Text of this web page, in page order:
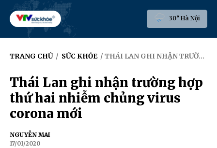
30° Hà Nội
TRANG CHỦ / SỨC KHỎE / THÁI LAN GHI NHẬN TRƯỜNG HỢP THỨ HAI NHIỄM CHỦNG VIRUS CORONA MỚI
Thái Lan ghi nhận trường hợp
thứ hai nhiễm chủng virus
corona mới
NGUYỄN MAI
17/01/2020